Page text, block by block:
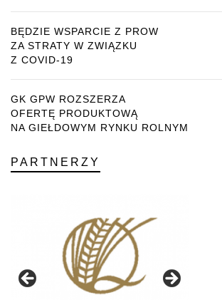
BĘDZIE WSPARCIE Z PROW
ZA STRATY W ZWIĄZKU
Z COVID-19
GK GPW ROZSZERZA
OFERTĘ PRODUKTOWĄ
NA GIEŁDOWYM RYNKU ROLNYM
PARTNERZY